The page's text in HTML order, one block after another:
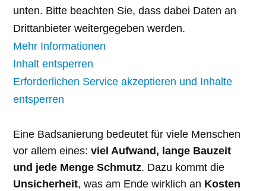
unten. Bitte beachten Sie, dass dabei Daten an
Drittanbieter weitergegeben werden.
Mehr Informationen
Inhalt entsperren
Erforderlichen Service akzeptieren und Inhalte
entsperren
Eine Badsanierung bedeutet für viele Menschen
vor allem eines:viel Aufwand, lange Bauzeit
und jede Menge Schmutz. Dazu kommt die
Unsicherheit, was am Ende wirklich an Kosten